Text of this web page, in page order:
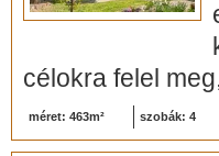
célokra felel
méret: 463m² szobák: 4